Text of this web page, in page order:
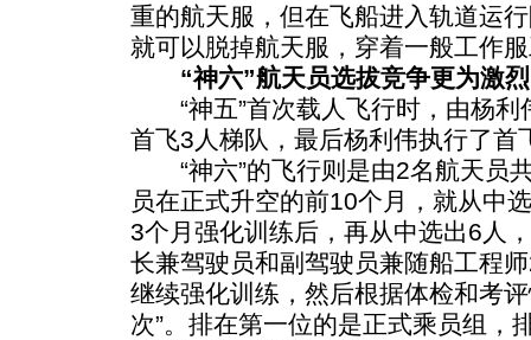
重的航天服，但在飞船进入轨道运
就可以脱掉航天服，穿着一般工作
“神六”航天员选拔竞争更为激烈
“神五”首次载人飞行时，由杨利
首飞3人梯队，最后杨利伟执行了首
“神六”的飞行则是由2名航天员
员在正式升空的前10个月，就从中
3个月强化训练后，再从中选出6人
长兼驾驶员和副驾驶员兼随船工程
继续强化训练，然后根据体检和考
次”。排在第一位的是正式乘员组，